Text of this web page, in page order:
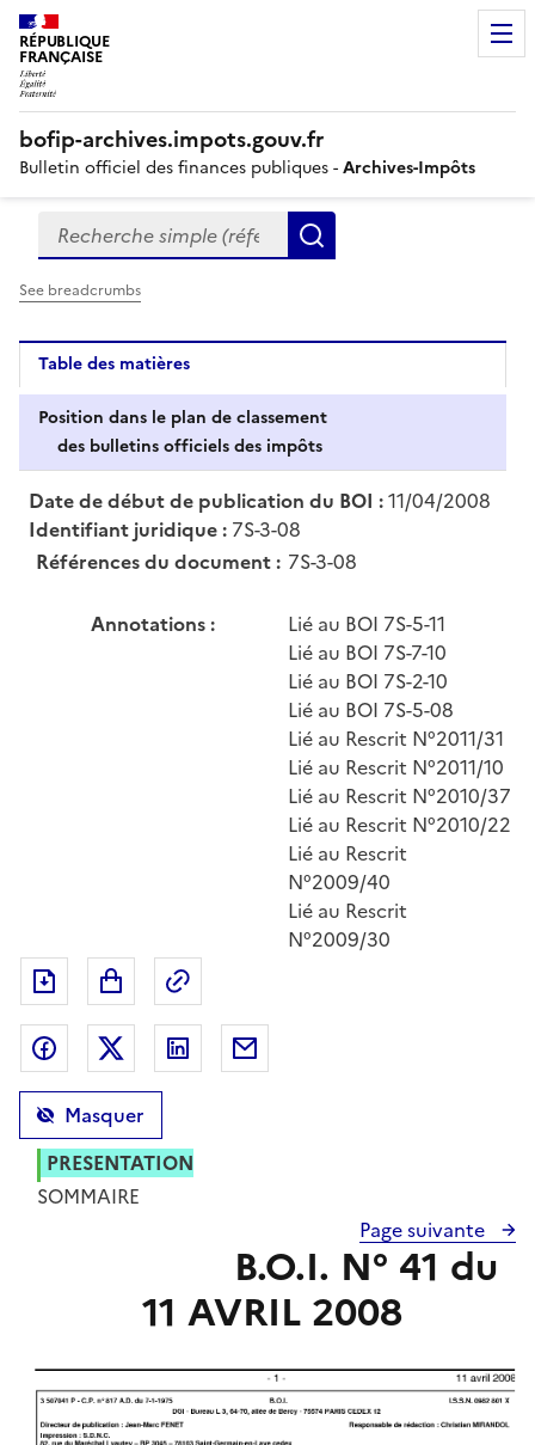
RÉPUBLIQUE
FRANÇAISE
bofip-archives.impots.gouv.fr
Bulletin officiel des finances publiques -Archives-Impôts
Formulaire
de
recherche
Recherche simple (références, mots clés, partie du
See breadcrumbs
Table des matières
Position dans le plan de classement
des bulletins officiels des impôts
Date de début de publication du BOI :11/04/2008
Identifiant juridique : 7S-3-08
Références du document : 7S-3-08
Annotations :
Lié au BOI 7S-5-11
Lié au BOI 7S-7-10
Lié au BOI 7S-2-10
Lié au BOI 7S-5-08
Lié au Rescrit N°2011/31
Lié au Rescrit N°2011/10
Lié au Rescrit N°2010/37
Lié au Rescrit N°2010/22
Lié au Rescrit
N°2009/40
Lié au Rescrit
N°2009/30
Exporter le document au format pdf
Partager sur Facebook
Partager sur Twitter
Partager sur LinkedIn
Masquer
PRESENTATION
SOMMAIRE
Page suivante
B.O.I. N° 41 du
11 AVRIL 2008